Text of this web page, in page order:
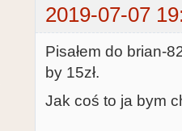
2019-07-07
Pisałem do brian-
by 15zł.
Jak coś to ja bym